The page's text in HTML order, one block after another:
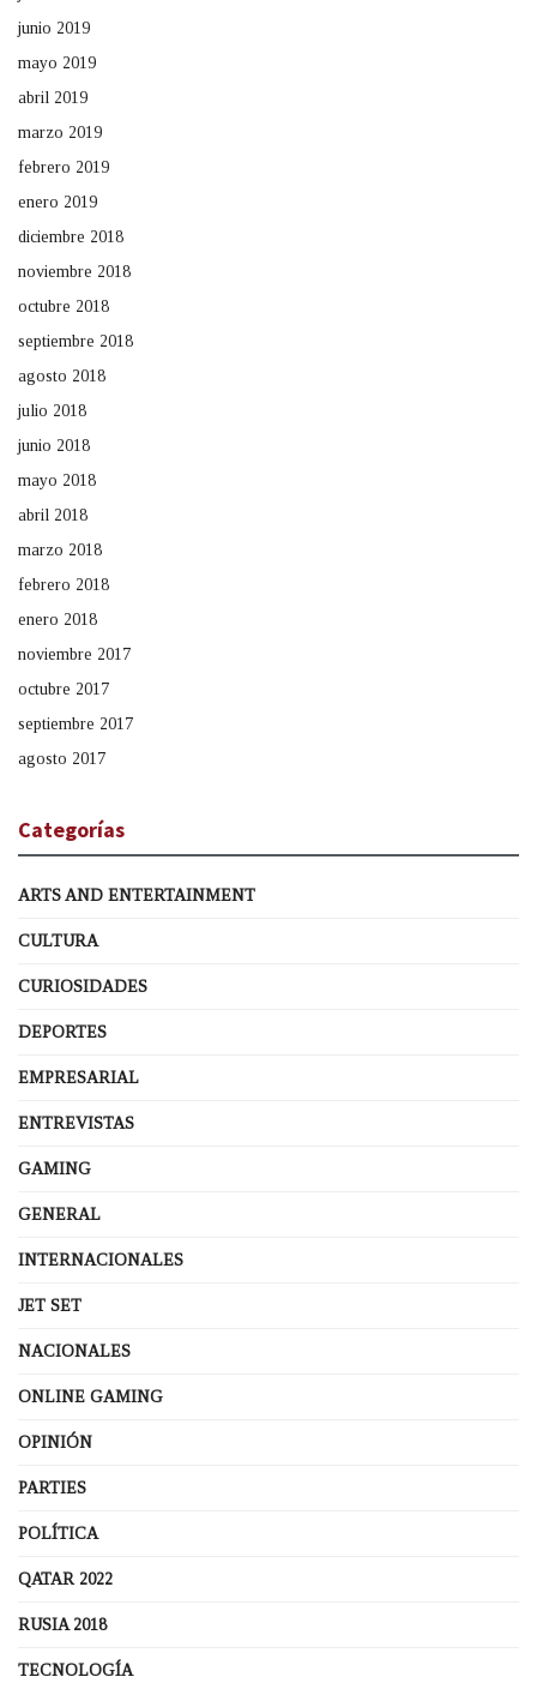
junio 2019
mayo 2019
abril 2019
marzo 2019
febrero 2019
enero 2019
diciembre 2018
noviembre 2018
octubre 2018
septiembre 2018
agosto 2018
julio 2018
junio 2018
mayo 2018
abril 2018
marzo 2018
febrero 2018
enero 2018
noviembre 2017
octubre 2017
septiembre 2017
agosto 2017
Categorías
ARTS AND ENTERTAINMENT
CULTURA
CURIOSIDADES
DEPORTES
EMPRESARIAL
ENTREVISTAS
GAMING
GENERAL
INTERNACIONALES
JET SET
NACIONALES
ONLINE GAMING
OPINIÓN
PARTIES
POLÍTICA
QATAR 2022
RUSIA 2018
TECNOLOGÍA